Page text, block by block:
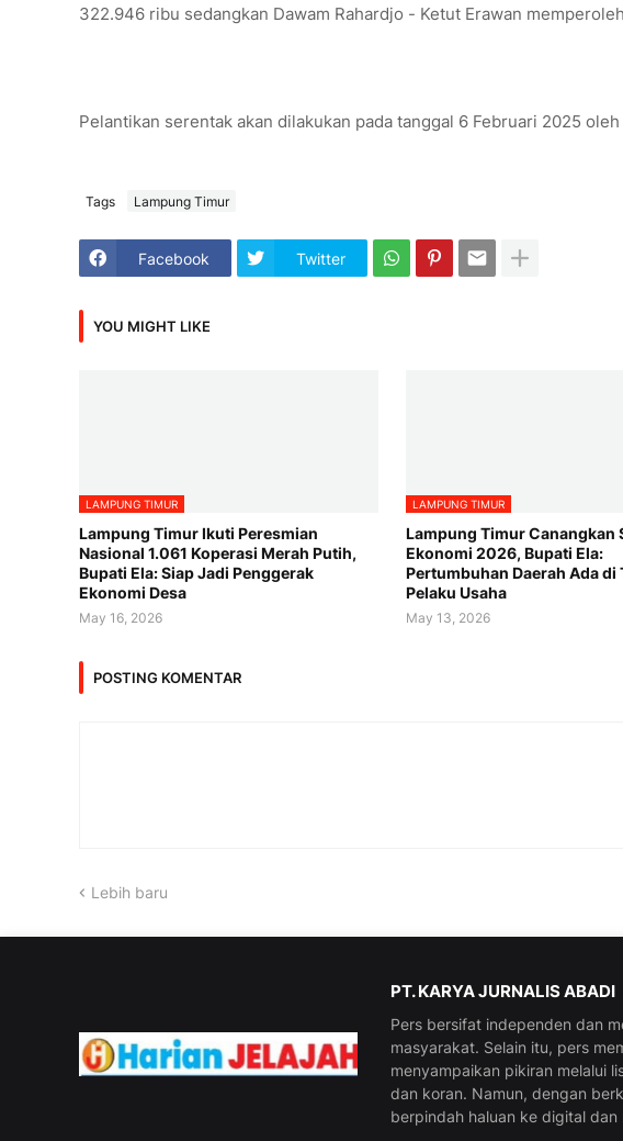
322.946 ribu sedangkan Dawam Rahardjo - Ketut Erawan
Pelantikan serentak akan dilakukan pada tanggal 6 Februari 2025
Tags Lampung Timur
Facebook Twitter
YOU MIGHT LIKE
LAMPUNG TIMUR
Lampung Timur Ikuti Peresmian
Nasional 1.061 Koperasi Merah Putih,
Bupati Ela: Siap Jadi Penggerak
Ekonomi Desa
May 16, 2026
LAMPUNG TIMUR
Lampung Timur Canangkan
Ekonomi 2026, Bupati Ela:
Pertumbuhan Daerah Ada di
Pelaku Usaha
May 13, 2026
POSTING KOMENTAR
Lebih baru
PT. KARYA JURNALIS ABADI
Pers bersifat independen dan
masyarakat. Selain itu, pers
menyampaikan pikiran melalui
dan koran. Namun, dengan
berpindah haluan ke digital